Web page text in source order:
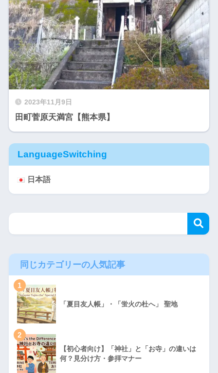
2023年11月9日
田町菅原天満宮【熊本県】
LanguageSwitching
日本語
同じカテゴリーの人気記事
1
「夏目友人帳」・「蛍火の杜へ」 聖地
2
【初心者向け】「神社」と「お寺」の違いは
何？見分け方・参拝マナー